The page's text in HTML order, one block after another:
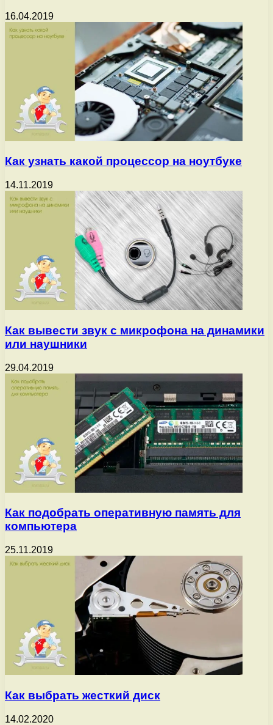
16.04.2019
Как узнать какой процессор на ноутбуке
14.11.2019
Как вывести звук с микрофона на динамики
или наушники
29.04.2019
Как подобрать оперативную память для
компьютера
25.11.2019
Как выбрать жесткий диск
14.02.2020